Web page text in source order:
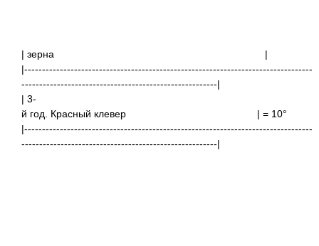
| зерна
|---------------------------------------------------------------------------------
-------------------------------------------------------|
| 3-
й год. Красный клевер | =
|---------------------------------------------------------------------------------
-------------------------------------------------------|